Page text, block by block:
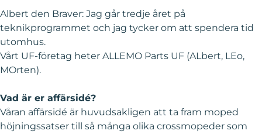
Albert den Braver: Jag går tredje året på
teknikprogrammet och jag tycker om att spendera tid
utomhus.
Vårt UF-företag heter ALLEMO Parts UF (ALbert, LEo,
MOrten).
Vad är er affärsidé?
Våran affärsidé är huvudsakligen att ta fram moped
höjningssatser till så många olika crossmopeder som